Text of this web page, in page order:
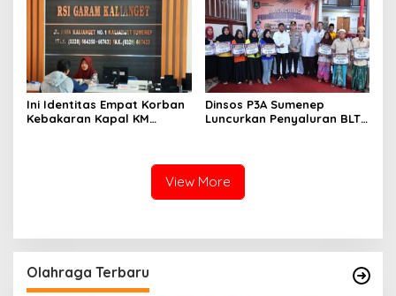
Ini Identitas Empat Korban
Kebakaran Kapal KM
Dinsos P3A Sumenep
Luncurkan Penyaluran BLT
View More
Olahraga Terbaru